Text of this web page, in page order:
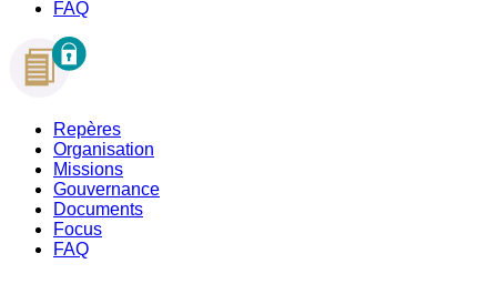
FAQ
Repères
Organisation
Missions
Gouvernance
Documents
Focus
FAQ